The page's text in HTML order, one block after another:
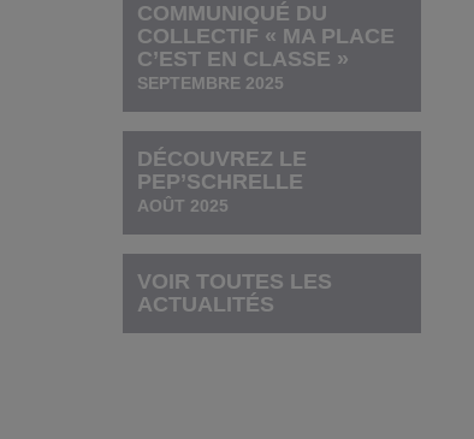
COMMUNIQUÉ DU
COLLECTIF « MA PLACE
C’EST EN CLASSE »
SEPTEMBRE 2025
DÉCOUVREZ LE
PEP’SCHRELLE
AOÛT 2025
VOIR TOUTES LES
ACTUALITÉS